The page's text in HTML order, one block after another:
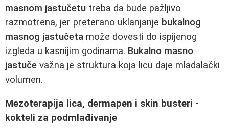
masnom jastučetu treba da bude pažljivo
razmotrena, jer preterano uklanjanje bukalnog
masnog jastučeta može dovesti do ispijenog
izgleda u kasnijim godinama. Bukalno masno
jastuče važna je struktura koja licu daje mladalački
volumen.
Mezoterapija lica, dermapen i skin busteri -
kokteli za podmlađivanje